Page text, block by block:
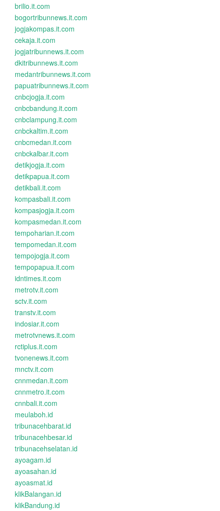
brilio.it.com
bogortribunnews.it.com
jogjakompas.it.com
cekaja.it.com
jogjatribunnews.it.com
dkitribunnews.it.com
medantribunnews.it.com
papuatribunnews.it.com
cnbcjogja.it.com
cnbcbandung.it.com
cnbclampung.it.com
cnbckaltim.it.com
cnbcmedan.it.com
cnbckalbar.it.com
detikjogja.it.com
detikpapua.it.com
detikbali.it.com
kompasbali.it.com
kompasjogja.it.com
kompasmedan.it.com
tempoharian.it.com
tempomedan.it.com
tempojogja.it.com
tempopapua.it.com
idntimes.it.com
metrotv.it.com
sctv.it.com
transtv.it.com
indosiar.it.com
metrotvnews.it.com
rctiplus.it.com
tvonenews.it.com
mnctv.it.com
cnnmedan.it.com
cnnmetro.it.com
cnnbali.it.com
meulaboh.id
tribunacehbarat.id
tribunacehbesar.id
tribunacehselatan.id
ayoagam.id
ayoasahan.id
ayoasmat.id
klikBalangan.id
klikBandung.id